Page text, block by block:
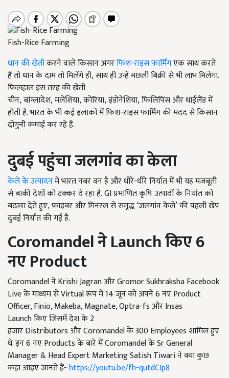
Fish-Rice Farming
धान की खेतीकरने वाले किसान अगरफिश-राइस फार्मिंगएक साथ करते
हैं तो धान के दाम तो मिलेंगे ही, साथ ही उन्हें मछली बिक्री से भी लाभ मिलेगा.
फिलहाल इस तरह की खेती
चीन, बांग्लादेश, मलेशिया, कोरिया, इंडोनेशिया, फिलिपिंस और थाईलैंड में
होती है. भारत के भी कई इलाकों में फिश-राइस फार्मिंग की मदद से किसान
दोगुनी कमाई कर रहे हैं.
दुबई पहुंचा जलगांव का केला
केले के उत्पादनमें भारत नंबर वन है और धीरे-धीरे निर्यात में भी यह मजबूती
से बाकी देशों को टक्कर दे रहा है. GI प्रमाणित कृषि उत्पादों के निर्यात को
बढ़ावा देते हुए, फाइबर और मिनरल से समृद्ध ‘जलगांव केले’ की पहली खेप
दुबई निर्यात की गई है.
CoromandelनेLaunchकिए6
नएProduct
Coromandel ने Krishi Jagran और Gromor Sukhraksha Facebook
Live के माध्यम से Virtual रूप में 14जून को अपने6नएProduct
Officer, Finio, Makeba, Magnate, Optra-fs और Insas
Launch किए जिसमें देश के 2
हजारDistributors और Coromandel के 300 Employees शामिल हुए
थे. इन 6नएProducts के बारे में Coromandel के Sr General
Manager & Head Expert Marketing Satish Tiwari ने क्या कुछ
कहा आइए जानते हैं-https://youtu.be/fh-qutdCIp8